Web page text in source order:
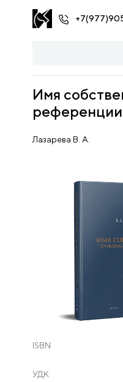
Имя
Лазарева В. А.
ISBN
УДК